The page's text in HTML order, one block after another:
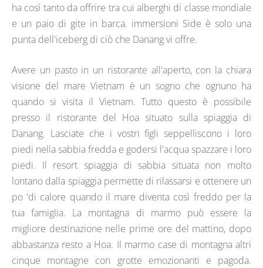
ha così tanto da offrire tra cui alberghi di classe mondiale
e un paio di gite in barca. immersioni Side è solo una
punta dell'iceberg di ciò che Danang vi offre.
Avere un pasto in un ristorante all'aperto, con la chiara
visione del mare Vietnam è un sogno che ognuno ha
quando si visita il Vietnam. Tutto questo è possibile
presso il ristorante del Hoa situato sulla spiaggia di
Danang. Lasciate che i vostri figli seppelliscono i loro
piedi nella sabbia fredda e godersi l'acqua spazzare i loro
piedi. Il resort spiaggia di sabbia situata non molto
lontano dalla spiaggia permette di rilassarsi e ottenere un
po 'di calore quando il mare diventa così freddo per la
tua famiglia. La montagna di marmo può essere la
migliore destinazione nelle prime ore del mattino, dopo
abbastanza resto a Hoa. Il marmo case di montagna altri
cinque montagne con grotte emozionanti e pagoda.